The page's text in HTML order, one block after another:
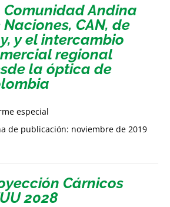
Comunidad Andina
Naciones, CAN, de
y el intercambio
regional
la óptica de
especial
de publicación: noviembre de 2019
Cárnicos
2028